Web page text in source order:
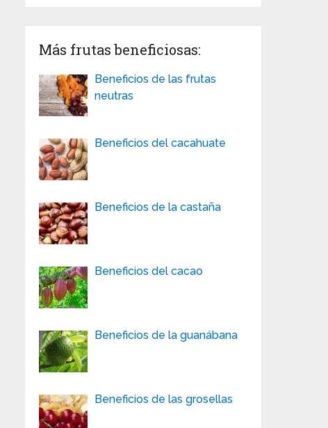
Más frutas beneficiosas:
Beneficios de las frutas
neutras
Beneficios del cacahuate
Beneficios de la castaña
Beneficios del cacao
Beneficios de la guanábana
Beneficios de las grosellas